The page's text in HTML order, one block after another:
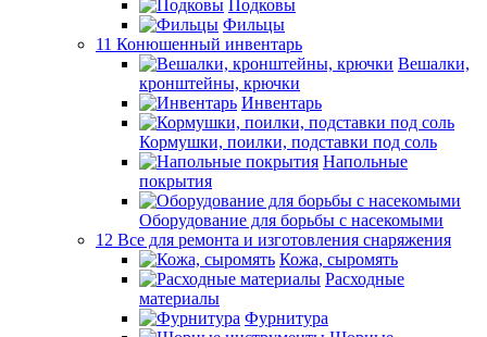
Подковы
Фильцы
11 Конюшенный инвентарь
Вешалки,
кронштейны, крючки
Инвентарь
Кормушки, поилки, подставки под соль
Напольные
покрытия
Оборудование для борьбы с насекомыми
12 Все для ремонта и изготовления снаряжения
Кожа, сыромять
Расходные
материалы
Фурнитура